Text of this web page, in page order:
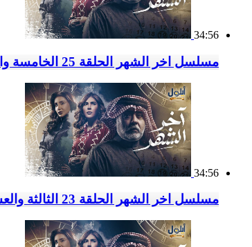
34:56
مسلسل اخر الشهر الحلقة 25 الخامسة والعشرون
34:56
مسلسل اخر الشهر الحلقة 23 الثالثة والعشرون